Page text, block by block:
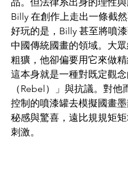
品。但法律系出身的理性
Billy 在創作上走出一條截然
好玩的是，Billy 甚至將噴
中國傳統國畫的領域。大
粗獷，他卻偏要用它來做精
這本身就是一種對既定觀
（Rebel）」與抗議。對他
控制的噴漆罐去模擬國畫
秘感與驚喜，遠比規規矩
刺激。